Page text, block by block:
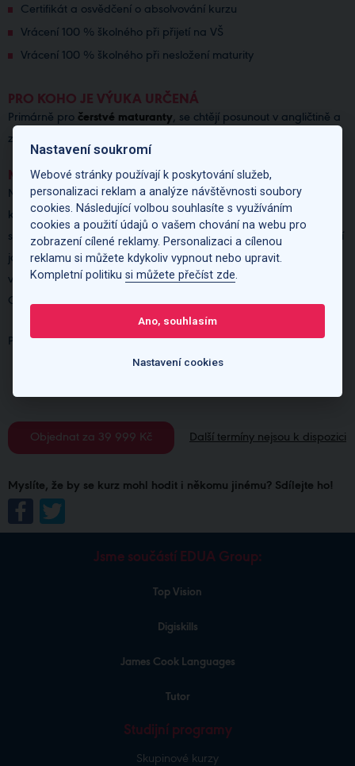
Certifikát a osvědčení o absolvování kurzu
Vrácení 100 % školného při přijetí na VŠ
Vrácení 100 % školného při nesložení maturity
PRO KOHO JE VÝUKA URČENÁ
Primárně pro čerstvé maturanty, se chtějí posunout v angličtině a
zároveň si
MATERIÁLY
Máme vlastní unikátní metodiku výuky, díky které můžeme našim
klientům garantovat pravidelné zlepšení v jazyce tak, aby každý
student na konci absolvovaného kurzu mohl plynule navázat další
jazykovou úrovní. Vyučujeme dle nejnovějších trendů a k výuce
využíváme učebnice z nakladatelství Oxford, Pearson,
Cambridge, Klett a dalších.
Proč ajaké učebnicevyužíváme najdeteZDE.
Objednat za 39 999 Kč Další termíny nejsou k dispozici
Myslíte, že by se kurz mohl hodit i někomu jinému? Sdílejte ho!
Jsme součástí EDUA Group:
Top Vision
Digiskills
James Cook Languages
Tutor
Studijní programy
Skupinové kurzy
Nastavení soukromí
Webové stránky používají k poskytování služeb,
personalizaci reklam a analýze návštěvnosti soubory
cookies. Následující volbou souhlasíte s využíváním
cookies a použití údajů o vašem chování na webu pro
zobrazení cílené reklamy. Personalizaci a cílenou
reklamu si můžete kdykoliv vypnout nebo upravit.
Kompletní politikusi můžete přečíst zde.
Ano, souhlasím
Nastavení cookies